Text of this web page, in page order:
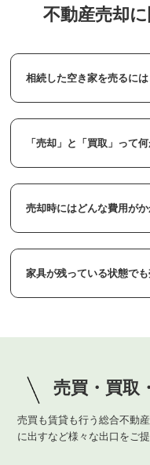
不動産売却
相続した空き家を売るに
「売却」と「買取」って
売却時にはどんな費用が
家具が残っている状態で
売買・買取
売買も賃貸も行う総合不動
に出すなど様々な出口をご